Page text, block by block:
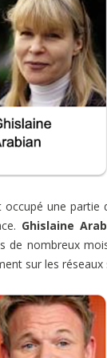
occupé une partie
Ghislaine
de nombreux
sur les réseaux